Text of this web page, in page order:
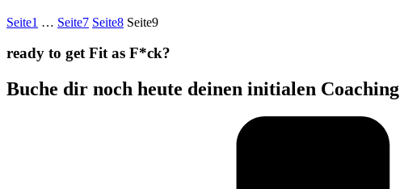
Seite1 … Seite7 Seite8 Seite9
ready to get Fit as F*ck?
Buche dir noch heute deinen initialen